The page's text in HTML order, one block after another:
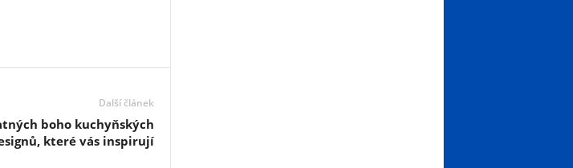
Další článek
boho kuchyňských
které vás inspirují